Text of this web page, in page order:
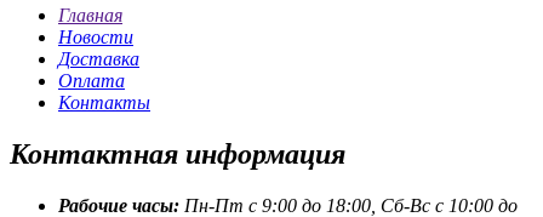
Главная
Новости
Доставка
Оплата
Контакты
Контактная информация
Рабочие часы: Пн-Пт с 9:00 до 18:00, Сб-Вс с 10:00 до